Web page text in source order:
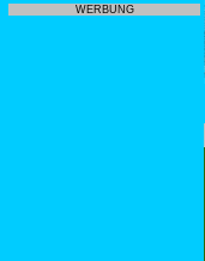
WERBUNG